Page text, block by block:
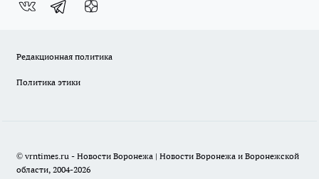
Редакционная политика
Политика этики
© vrntimes.ru - Новости Воронежа | Новости Воронежа и Воронежской
области, 2004-2026